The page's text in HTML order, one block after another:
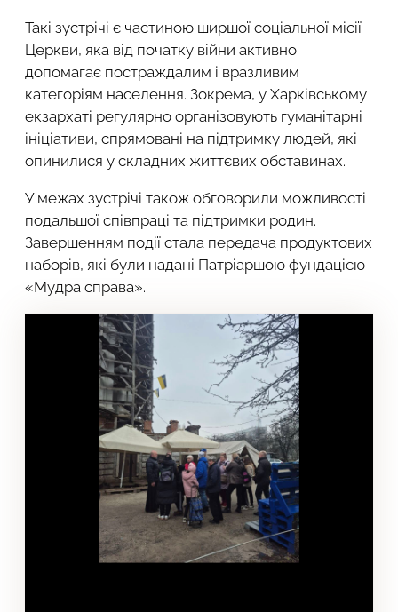
Такі зустрічі є частиною ширшої соціальної місії
Церкви, яка від початку війни активно
допомагає постраждалим і вразливим
категоріям населення. Зокрема, у Харківському
екзархаті регулярно організовують гуманітарні
ініціативи, спрямовані на підтримку людей, які
опинилися у складних життєвих обставинах.
У межах зустрічі також обговорили можливості
подальшої співпраці та підтримки родин.
Завершенням події стала передача продуктових
наборів, які були надані Патріаршою фундацією
«Мудра справа».